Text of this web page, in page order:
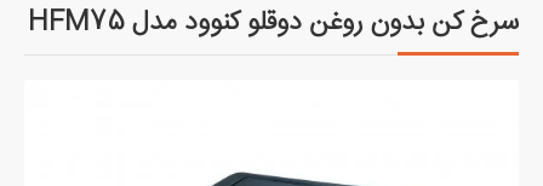
سرخ کن بدون روغن دوقلو کنوود مدل HFM75